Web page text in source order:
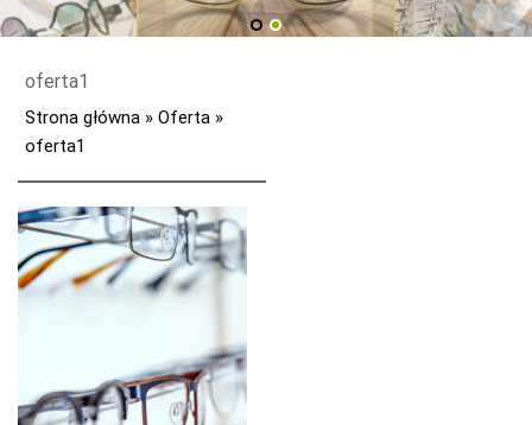
1 2
oferta1
Strona główna » Oferta »
oferta1